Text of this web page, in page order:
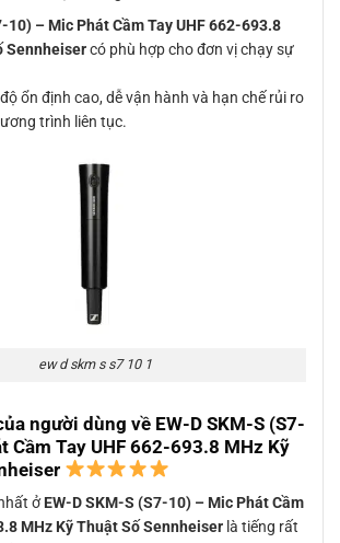
10) – Mic Phát Cầm Tay UHF 662-693.8
Sennheisercó phù hợp cho đơn vị chạy sự
ổn định cao, dễ vận hành và hạn chế rủi ro
trình liên tục.
ew d skm s s7 10 1
người dùng về EW-D SKM-S (S7-
Cầm Tay UHF 662-693.8 MHz Kỹ
ởEW-D SKM-S (S7-10) – Mic Phát Cầm
MHz Kỹ Thuật Số Sennheiser là tiếng rất